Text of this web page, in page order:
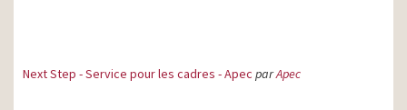
Next Step - Service pour les cadres - Apec parApec